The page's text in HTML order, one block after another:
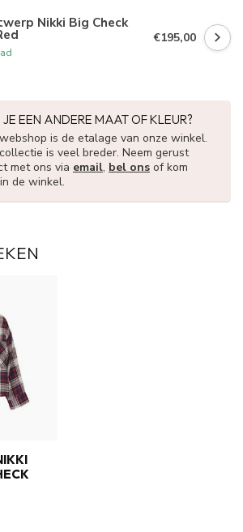
Nikki Big Check
€195,00
EEN ANDERE MAAT OF KLEUR?
is de etalage van onze winkel.
is veel breder. Neem gerust
met ons via email, bel ons of kom
de winkel.